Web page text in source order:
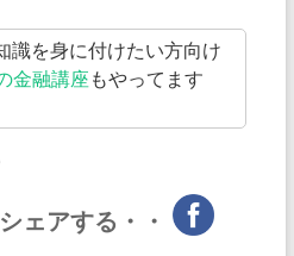
識を身に付けたい方向け
金融講座 もやってます
ェアする・・